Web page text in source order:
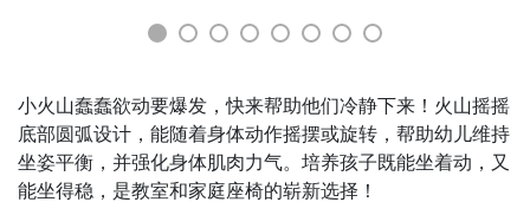
小火山蠢蠢欲动要爆发，快来帮助他们冷静下来！火山摇摇
底部圆弧设计，能随着身体动作摇摆或旋转，帮助幼儿维持
坐姿平衡，并强化身体肌肉力气。培养孩子既能坐着动，又
能坐得稳，是教室和家庭座椅的崭新选择！